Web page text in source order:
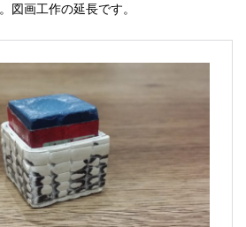
図画工作の延長です。